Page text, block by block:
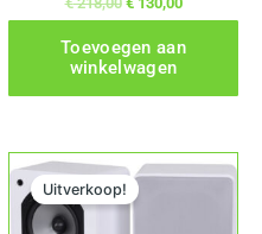
Toevoegen aan
winkelwagen
Uitverkoop!
Oorspronkelijke prijs was: € 279,00.Huidige prijs is: € 169,00.